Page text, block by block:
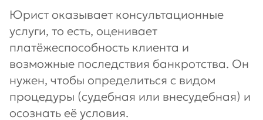
Юрист оказывает консультационные
услуги, то есть, оценивает
платёжеспособность клиента и
возможные последствия банкротства. Он
нужен, чтобы определиться с видом
процедуры (судебная или внесудебная) и
осознать её условия.